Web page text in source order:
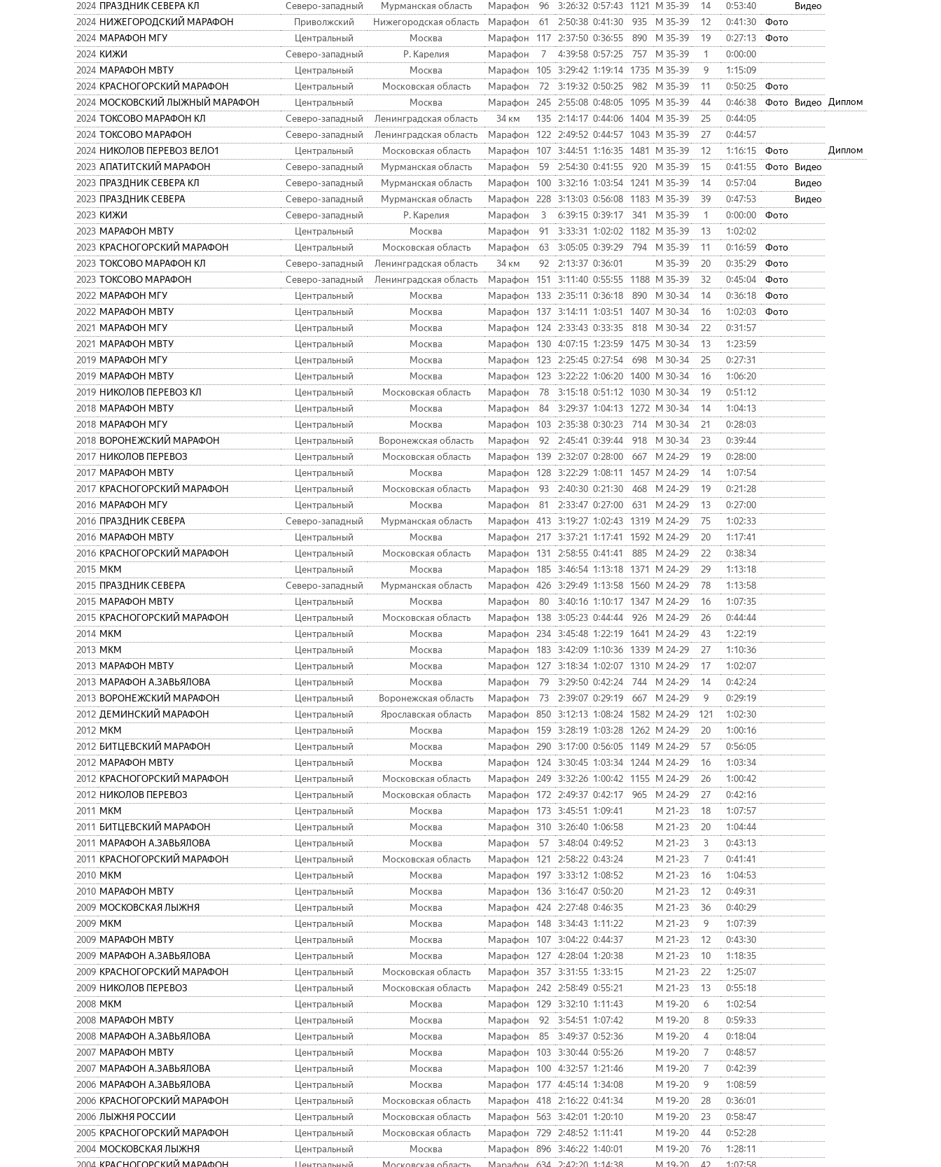
2024 ПРАЗДНИК СЕВЕРА КЛ Северо-западный Мурманская область Марафон 96 3:26:32 0:57:43 1121 М 35-39 14 0:53:40
Видео
2024 НИЖЕГОРОДСКИЙ МАРАФОН Приволжский Нижегородская область Марафон 61 2:50:38 0:41:30 935 М 35-39 12 0:41:30
Фото
2024 МАРАФОН МГУ Центральный Москва Марафон 117 2:37:50 0:36:55 890 М 35-39 19 0:27:13
Фото
2024 КИЖИ Северо-западный Р. Карелия Марафон 7 4:39:58 0:57:25 757 М 35-39 1
0:00:00
2024 МАРАФОН МВТУ Центральный Москва Марафон 105 3:29:42 1:19:14 1735 М 35-39 9
1:15:09
2024 КРАСНОГОРСКИЙ МАРАФОН Центральный Московская область Марафон 72 3:19:32 0:50:25 982 М 35-39 11 0:50:25
Фото
2024 МОСКОВСКИЙ ЛЫЖНЫЙ МАРАФОН Центральный Москва Марафон 245 2:55:08 0:48:05 1095 М 35-39 44 0:46:38 Фото Видео
Диплом
2024 ТОКСОВО МАРАФОН КЛ Северо-западный Ленинградская область 34 км 135 2:14:17 0:44:06 1404 М 35-39 25
0:44:05
2024 ТОКСОВО МАРАФОН Северо-западный Ленинградская область Марафон 122 2:49:52 0:44:57 1043 М 35-39 27
0:44:57
2024 НИКОЛОВ ПЕРЕВОЗ ВЕЛО1 Центральный Московская область Марафон 107 3:44:51 1:16:35 1481 М 35-39 12 1:16:15 Фото
Диплом
2023 АПАТИТСКИЙ МАРАФОН Северо-западный Мурманская область Марафон 59 2:54:30 0:41:55 920 М 35-39 15 0:41:55 Фото
Видео
2023 ПРАЗДНИК СЕВЕРА КЛ Северо-западный Мурманская область Марафон 100 3:32:16 1:03:54 1241 М 35-39 14 0:57:04
Видео
2023 ПРАЗДНИК СЕВЕРА Северо-западный Мурманская область Марафон 228 3:13:03 0:56:08 1183 М 35-39 39 0:47:53
Видео
2023 КИЖИ Северо-западный Р. Карелия Марафон 3 6:39:15 0:39:17 341 М 35-39 1 0:00:00
Фото
2023 МАРАФОН МВТУ Центральный Москва Марафон 91 3:33:31 1:02:02 1182 М 35-39 13
1:02:02
2023 КРАСНОГОРСКИЙ МАРАФОН Центральный Московская область Марафон 63 3:05:05 0:39:29 794 М 35-39 11 0:16:59
Фото
2023 ТОКСОВО МАРАФОН КЛ Северо-западный Ленинградская область 34 км 92 2:13:37 0:36:01 М 35-39 20 0:35:29
Фото
2023 ТОКСОВО МАРАФОН Северо-западный Ленинградская область Марафон 151 3:11:40 0:55:55 1188 М 35-39 32 0:45:04
Фото
2022 МАРАФОН МГУ Центральный Москва Марафон 133 2:35:11 0:36:18 890 М 30-34 14 0:36:18
Фото
2022 МАРАФОН МВТУ Центральный Москва Марафон 137 3:14:11 1:03:51 1407 М 30-34 16 1:02:03
Фото
2021
МАРАФОН МГУ Центральный Москва Марафон 124 2:33:43 0:33:35 818 М 30-34 22
0:31:57
2021
МАРАФОН МВТУ Центральный Москва Марафон 130 4:07:15 1:23:59 1475 М 30-34 13
1:23:59
2019 МАРАФОН МГУ Центральный Москва Марафон 123 2:25:45 0:27:54 698 М 30-34 25
0:27:31
2019 МАРАФОН МВТУ Центральный Москва Марафон 123 3:22:22 1:06:20 1400 М 30-34 16
1:06:20
2019 НИКОЛОВ ПЕРЕВОЗ КЛ Центральный Московская область Марафон 78 3:15:18 0:51:12 1030 М 30-34 19
0:51:12
2018 МАРАФОН МВТУ Центральный Москва Марафон 84 3:29:37 1:04:13 1272 М 30-34 14
1:04:13
2018 МАРАФОН МГУ Центральный Москва Марафон 103 2:35:38 0:30:23 714 М 30-34 21
0:28:03
2018 ВОРОНЕЖСКИЙ МАРАФОН Центральный Воронежская область Марафон 92 2:45:41 0:39:44 918 М 30-34 23
0:39:44
2017 НИКОЛОВ ПЕРЕВОЗ Центральный Московская область Марафон 139 2:32:07 0:28:00 667 М 24-29 19
0:28:00
2017 МАРАФОН МВТУ Центральный Москва Марафон 128 3:22:29 1:08:11 1457 М 24-29 14
1:07:54
2017 КРАСНОГОРСКИЙ МАРАФОН Центральный Московская область Марафон 93 2:40:30 0:21:30 468 М 24-29 19
0:21:28
2016 МАРАФОН МГУ Центральный Москва Марафон 81 2:33:47 0:27:00 631 М 24-29 13
0:27:00
2016 ПРАЗДНИК СЕВЕРА Северо-западный Мурманская область Марафон 413 3:19:27 1:02:43 1319 М 24-29 75
1:02:33
2016 МАРАФОН МВТУ Центральный Москва Марафон 217 3:37:21 1:17:41 1592 М 24-29 20
1:17:41
2016 КРАСНОГОРСКИЙ МАРАФОН Центральный Московская область Марафон 131 2:58:55 0:41:41 885 М 24-29 22
0:38:34
2015 МКМ Центральный Москва Марафон 185 3:46:54 1:13:18 1371 М 24-29 29
1:13:18
2015 ПРАЗДНИК СЕВЕРА Северо-западный Мурманская область Марафон 426 3:29:49 1:13:58 1560 М 24-29 78
1:13:58
2015 МАРАФОН МВТУ Центральный Москва Марафон 80 3:40:16 1:10:17 1347 М 24-29 16
1:07:35
2015 КРАСНОГОРСКИЙ МАРАФОН Центральный Московская область Марафон 138 3:05:23 0:44:44 926 М 24-29 26
0:44:44
2014 МКМ Центральный Москва Марафон 234 3:45:48 1:22:19 1641 М 24-29 43
1:22:19
2013 МКМ Центральный Москва Марафон 183 3:42:09 1:10:36 1339 М 24-29 27
1:10:36
2013 МАРАФОН МВТУ Центральный Москва Марафон 127 3:18:34 1:02:07 1310 М 24-29 17
1:02:07
2013 МАРАФОН А.ЗАВЬЯЛОВА Центральный Москва Марафон 79 3:29:50 0:42:24 744 М 24-29 14
0:42:24
2013 ВОРОНЕЖСКИЙ МАРАФОН Центральный Воронежская область Марафон 73 2:39:07 0:29:19 667 М 24-29 9
0:29:19
2012 ДЕМИНСКИЙ МАРАФОН Центральный Ярославская область Марафон 850 3:12:13 1:08:24 1582 М 24-29 121
1:02:30
2012 МКМ Центральный Москва Марафон 159 3:28:19 1:03:28 1262 М 24-29 20
1:00:16
2012 БИТЦЕВСКИЙ МАРАФОН Центральный Москва Марафон 290 3:17:00 0:56:05 1149 М 24-29 57
0:56:05
2012 МАРАФОН МВТУ Центральный Москва Марафон 124 3:30:45 1:03:34 1244 М 24-29 16
1:03:34
2012 КРАСНОГОРСКИЙ МАРАФОН Центральный Московская область Марафон 249 3:32:26 1:00:42 1155 М 24-29 26
1:00:42
2012 НИКОЛОВ ПЕРЕВОЗ Центральный Московская область Марафон 172 2:49:37 0:42:17 965 М 24-29 27
0:42:16
2011
МКМ Центральный Москва Марафон 173 3:45:51 1:09:41 М 21-23 18
1:07:57
2011
БИТЦЕВСКИЙ МАРАФОН Центральный Москва Марафон 310 3:26:40 1:06:58 М 21-23 20
1:04:44
2011
МАРАФОН А.ЗАВЬЯЛОВА Центральный Москва Марафон 57 3:48:04 0:49:52 М 21-23 3
0:43:13
2011
КРАСНОГОРСКИЙ МАРАФОН Центральный Московская область Марафон 121 2:58:22 0:43:24 М 21-23 7
0:41:41
2010 МКМ Центральный Москва Марафон 197 3:33:12 1:08:52 М 21-23 16
1:04:53
2010 МАРАФОН МВТУ Центральный Москва Марафон 136 3:16:47 0:50:20 М 21-23 12
0:49:31
2009 МОСКОВСКАЯ ЛЫЖНЯ Центральный Москва Марафон 424 2:27:48 0:46:35 М 21-23 36
0:40:29
2009 МКМ Центральный Москва Марафон 148 3:34:43 1:11:22 М 21-23 9
1:07:39
2009 МАРАФОН МВТУ Центральный Москва Марафон 107 3:04:22 0:44:37 М 21-23 12
0:43:30
2009 МАРАФОН А.ЗАВЬЯЛОВА Центральный Москва Марафон 127 4:28:04 1:20:38 М 21-23 10
1:18:35
2009 КРАСНОГОРСКИЙ МАРАФОН Центральный Московская область Марафон 357 3:31:55 1:33:15 М 21-23 22
1:25:07
2009 НИКОЛОВ ПЕРЕВОЗ Центральный Московская область Марафон 242 2:58:49 0:55:21 М 21-23 13
0:55:18
2008 МКМ Центральный Москва Марафон 129 3:32:10 1:11:43 М 19-20 6
1:02:54
2008 МАРАФОН МВТУ Центральный Москва Марафон 92 3:54:51 1:07:42 М 19-20 8
0:59:33
2008 МАРАФОН А.ЗАВЬЯЛОВА Центральный Москва Марафон 85 3:49:37 0:52:36 М 19-20 4
0:18:04
2007 МАРАФОН МВТУ Центральный Москва Марафон 103 3:30:44 0:55:26 М 19-20 7
0:48:57
2007 МАРАФОН А.ЗАВЬЯЛОВА Центральный Москва Марафон 100 4:32:57 1:21:46 М 19-20 7
0:42:39
2006 МАРАФОН А.ЗАВЬЯЛОВА Центральный Москва Марафон 177 4:45:14 1:34:08 М 19-20 9
1:08:59
2006 КРАСНОГОРСКИЙ МАРАФОН Центральный Московская область Марафон 418 2:16:22 0:41:34 М 19-20 28
0:36:01
2006 ЛЫЖНЯ РОССИИ Центральный Московская область Марафон 563 3:42:01 1:20:10 М 19-20 23
0:58:47
2005 КРАСНОГОРСКИЙ МАРАФОН Центральный Московская область Марафон 729 2:48:52 1:11:41 М 19-20 44
0:52:28
2004 МОСКОВСКАЯ ЛЫЖНЯ Центральный Москва Марафон 896 3:46:22 1:40:01 М 19-20 76
1:28:11